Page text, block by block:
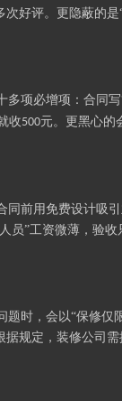
好评。更隐蔽的
多项必增项：合同
收500元。更黑心的
同前用免费设计吸
员”工资微薄，验
时，会以“保修仅
据规定，装修公司